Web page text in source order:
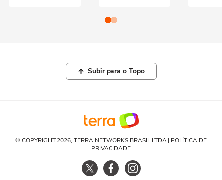
Subir para o Topo
© COPYRIGHT 2026, TERRA NETWORKS BRASIL LTDA | POLÍTICA DE
PRIVACIDADE